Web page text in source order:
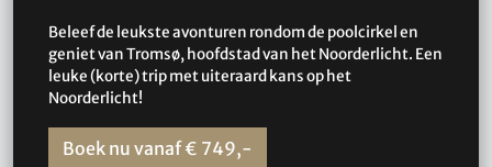
Beleef de leukste avonturen rondom de poolcirkel en
geniet van Tromsø, hoofdstad van het Noorderlicht. Een
leuke (korte) trip met uiteraard kans op het
Noorderlicht!
Boek nu vanaf € 749,-